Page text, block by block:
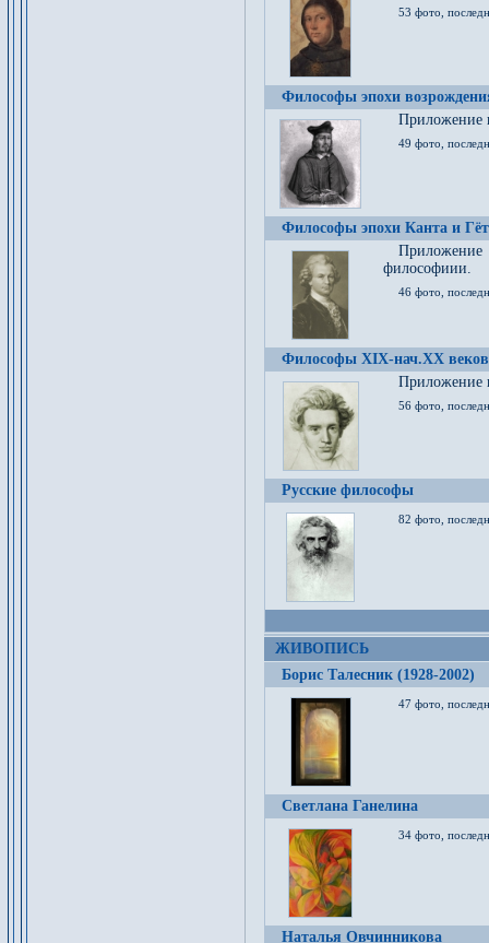
53 фото,
Философы эпохи
Приложение
49 фото,
Философы эпохи Канта и
философиии.
46 фото,
Философы XIX-нач.XX веков
Приложение
56 фото,
Русские философы
82 фото,
ЖИВОПИСЬ
Борис Талесник (1928-2002)
47 фото,
Светлана Ганелина
34 фото,
Наталья Овчинникова